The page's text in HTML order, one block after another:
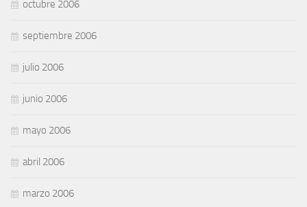
octubre 2006
septiembre 2006
julio 2006
junio 2006
mayo 2006
abril 2006
marzo 2006